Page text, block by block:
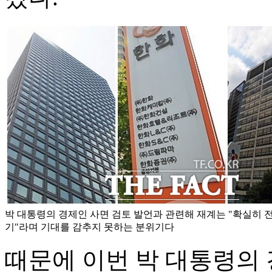
박 대통령의 경제인 사면 검토 발언과 관련해 재계는 "확실히
기"라며 기대를 감추지 못하는 분위기다
때문에 이번 박 대통령의